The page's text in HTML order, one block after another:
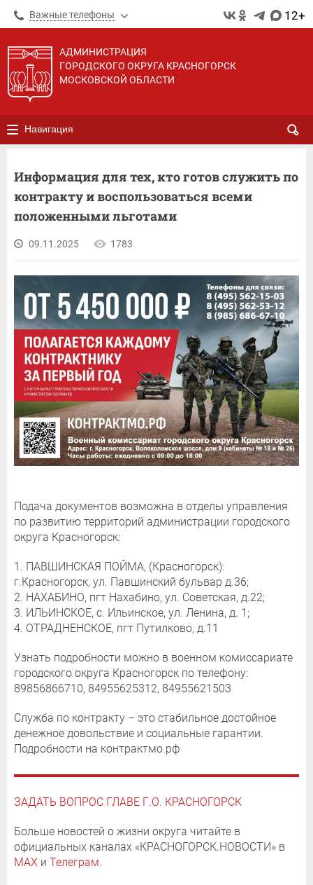
Важные телефоны 12+
АДМИНИСТРАЦИЯ
ГОРОДСКОГО ОКРУГА КРАСНОГОРСК
МОСКОВСКОЙ ОБЛАСТИ
Навигация
Информация для тех, кто готов служить по
контракту и воспользоваться всеми
положенными льготами
09.11.2025 1783
Подача документов возможна в отделы управления
по развитию территорий администрации городского
округа Красногорск:
1. ПАВШИНСКАЯ ПОЙМА, (Красногорск):
г.Красногорск, ул. Павшинский бульвар д.36;
2. НАХАБИНО, пгт Нахабино, ул. Советская, д.22;
3. ИЛЬИНСКОЕ, с. Ильинское, ул. Ленина, д. 1;
4. ОТРАДНЕНСКОЕ, пгт Путилково, д.11
Узнать подробности можно в военном комиссариате
городского округа Красногорск по телефону:
89856866710, 84955625312, 84955621503
Служба по контракту – это стабильное достойное
денежное довольствие и социальные гарантии.
Подробности на контрактмо.рф
ЗАДАТЬ ВОПРОС ГЛАВЕ Г.О. КРАСНОГОРСК
Больше новостей о жизни округа читайте в
официальных каналах «КРАСНОГОРСК.НОВОСТИ» в
MAX и Телеграм.